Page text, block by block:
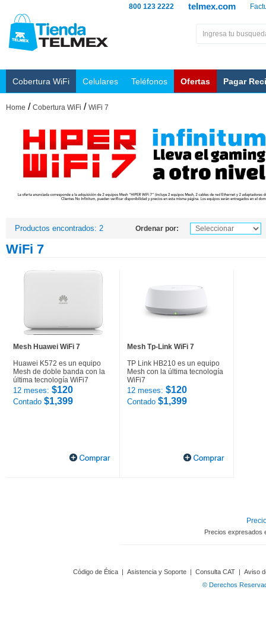
telmex.com
800 123 2222
Cobertura WiFi Celulares Teléfonos Ofertas Pagar
Home / Cobertura WiFi / WiFi 7
Productos encontrados: 2 Ordenar por:
WiFi 7
Mesh Huawei WiFi 7
Huawei K572 es un equipo
Mesh de doble banda con la
última tecnología WiFi7
12 meses: $120
Contado $1,399
Mesh Tp-Link WiFi 7
TP Link HB210 es un equipo
Mesh con la última tecnología
WiFi7
12 meses: $120
Contado $1,399
Precios expresados
Código de Ética | Asistencia y Soporte | Consulta CAT | Aviso
© Derechos